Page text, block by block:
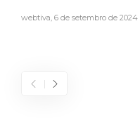
webtiva 6 de setembro de 2024